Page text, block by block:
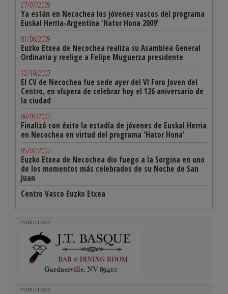
27/07/2009
Ya están en Necochea los jóvenes vascos del programa
Euskal Herria-Argentina 'Hator Hona 2009'
01/06/2009
Euzko Etxea de Necochea realiza su Asamblea General
Ordinaria y reelige a Felipe Muguerza presidente
12/10/2007
El CV de Necochea fue sede ayer del VI Foro Joven del
Centro, en víspera de celebrar hoy el 126 aniversario de
la ciudad
06/09/2007
Finalizó con éxito la estadía de jóvenes de Euskal Herria
en Necochea en virtud del programa 'Hator Hona'
05/07/2007
Euzko Etxea de Necochea dio fuego a la Sorgina en uno
de los momentos más celebrados de su Noche de San
Juan
Centro Vasco Euzko Etxea
PUBLICIDAD
PUBLICIDAD